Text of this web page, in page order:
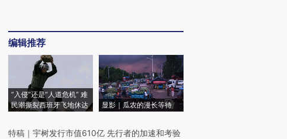
编辑推荐
“入侵”还是“人道危机” 难
民潮撕裂西班牙飞地休达
显影｜瓜农的漫长等待
特稿 ｜ 宇树发行市值610亿 先行者的加速和考验